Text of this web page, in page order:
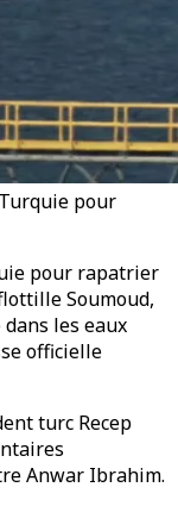
pour
pour rapatrier
Soumoud,
les eaux
officielle
turc Recep
Anwar Ibrahim.